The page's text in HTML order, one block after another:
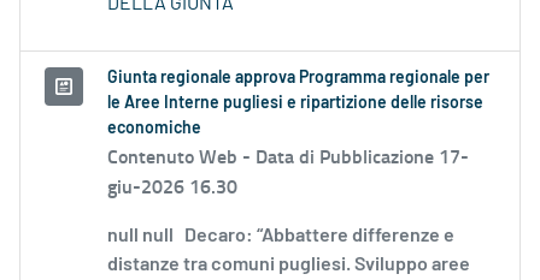
DELLA GIUNTA
Giunta regionale approva Programma regionale per
le Aree Interne pugliesi e ripartizione delle risorse
economiche
Contenuto Web - Data di Pubblicazione 17-
giu-2026 16.30
null null Decaro: “Abbattere differenze e
distanze tra comuni pugliesi. Sviluppo aree